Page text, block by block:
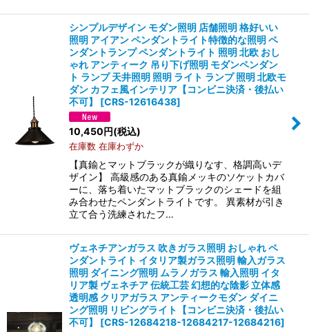
シンプルデザイン モダン照明 店舗照明 格好いい
照明 アイアン ペンダントライト特徴的な照明 ペ
ンダントランプ ペンダントライト 照明 北欧 おし
ゃれ アンティーク 吊り下げ照明 モダンペンダン
ト ランプ 天井照明 照明 ライト ランプ 照明 北欧モ
ダン カフェ風インテリア【コンビニ決済・後払い
不可】
[CRS-12616438]
10,450円(税込)
在庫数 在庫わずか
【真鍮とマットブラックが織りなす、格調高いデ
ザイン】 高級感のある真鍮メッキのソケットカバ
ーに、落ち着いたマットブラックのシェードを組
み合わせたペンダントライトです。 異素材が引き
立て合う洗練されたフ…
ヴェネチアンガラス 吹きガラス照明 おしゃれ ペ
ンダントライト イタリア製ガラス照明 輸入ガラス
照明 ダイニング照明 ムラノガラス 輸入照明 イタ
リア製 ヴェネチア 伝統工芸 幻想的な陰影 立体感
透明感 クリアガラス アンティークモダン ダイニ
ング照明 リビングライト【コンビニ決済・後払い
不可】
[CRS-12684218-12684217-12684216]